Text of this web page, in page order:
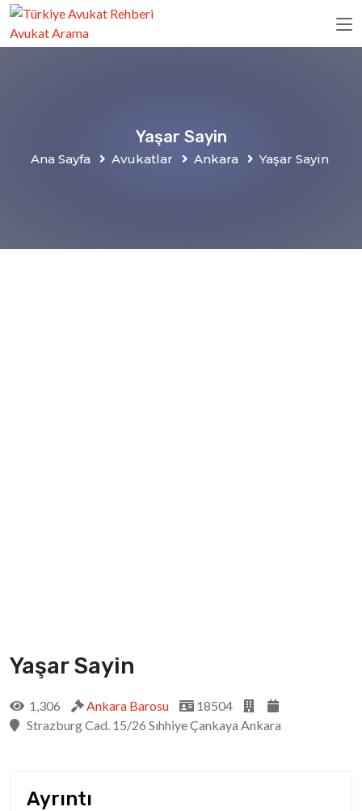
Yaşar Sayin
Ana Sayfa Avukatlar Ankara Yaşar Sayin
Yaşar Sayin
1,306 Ankara Barosu
18504
Strazburg Cad. 15/26 Sıhhiye Çankaya Ankara
Ayrıntı